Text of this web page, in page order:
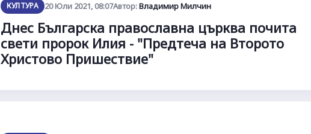
КУЛТУРА 20 Юли 2021, 08:07Автор:Владимир Милчин
Днес Българска православна църква почита
свети пророк Илия - "Предтеча на Второто
Христово Пришествие"